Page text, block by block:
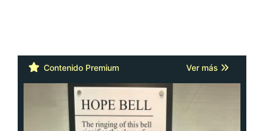
Contenido Premium Ver más